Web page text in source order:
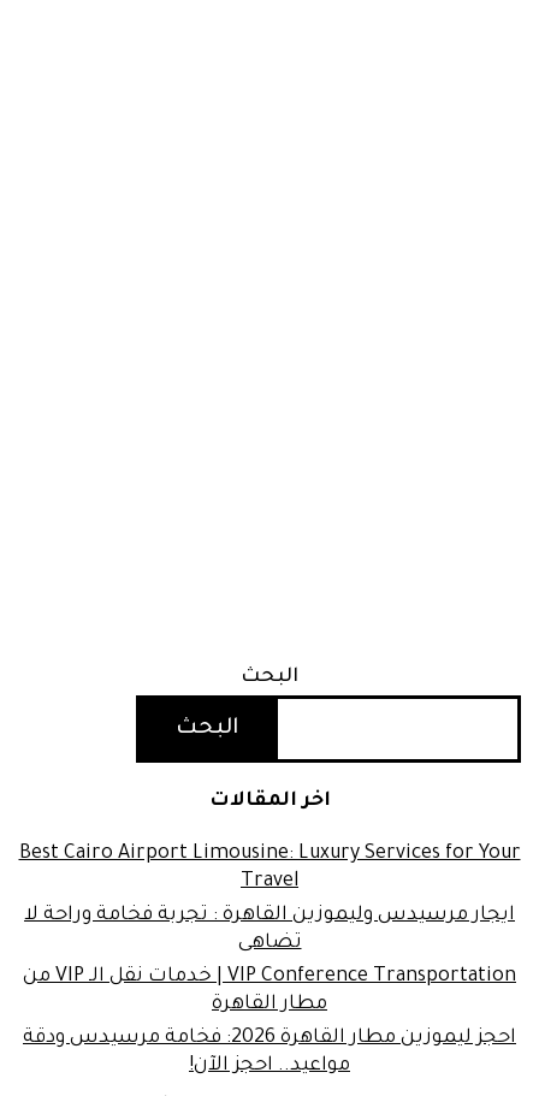
البحث
البحث
اخر المقالات
Best Cairo Airport Limousine: Luxury Services for Your
Travel
ايجار مرسيدس وليموزين القاهرة : تجربة فخامة وراحة لا
تضاهى
VIP Conference Transportation | خدمات نقل الـ VIP من
مطار القاهرة
احجز ليموزين مطار القاهرة 2026: فخامة مرسيدس ودقة
مواعيد.. احجز الآن!